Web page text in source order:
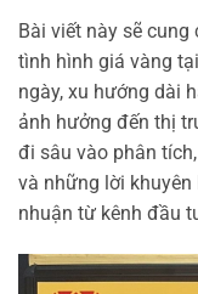
Bài viết này sẽ
tình hình giá vàng
ngày, xu hướng dài
ảnh hưởng đến thị
đi sâu vào phân
và những lời
nhuận từ kênh đầu